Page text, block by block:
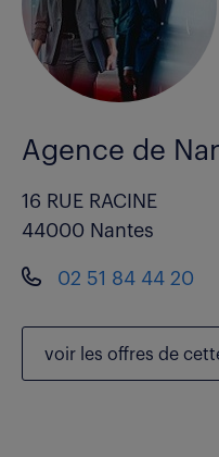
Agence de
16 RUE RACINE
44000 Nantes
02 51 84 44 20
voir les offres de